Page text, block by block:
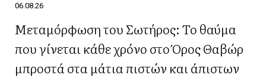
06.08.26
Μεταμόρφωση του Σωτήρος: Το θαύμα
που γίνεται κάθε χρόνο στο Όρος Θαβώρ
μπροστά στα μάτια πιστών και άπιστων